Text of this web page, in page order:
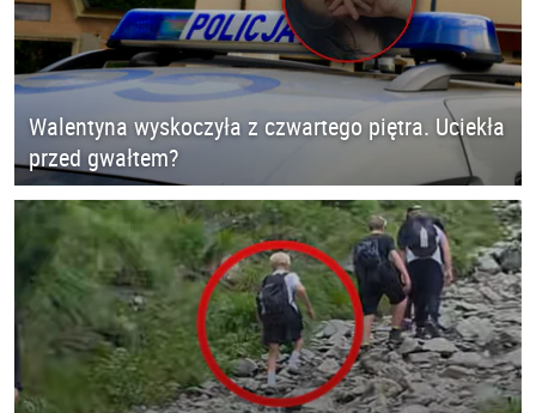
Walentyna wyskoczyła z czwartego piętra. Uciekła
przed gwałtem?